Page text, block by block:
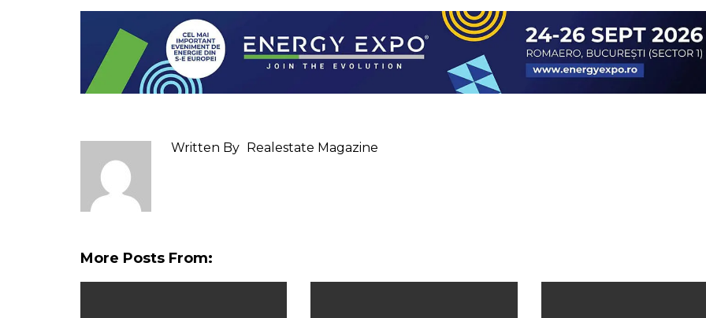
Written By Realestate Magazine
More Posts From: